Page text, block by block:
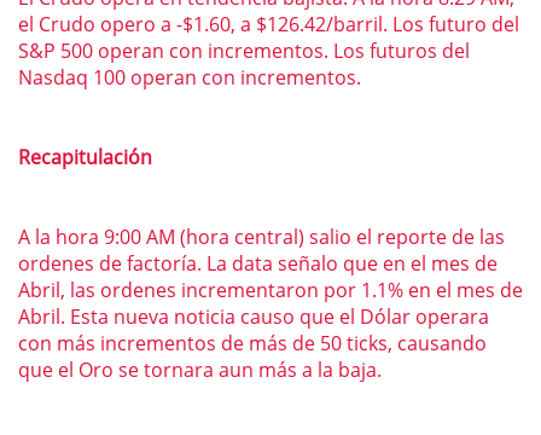
el Crudo opero a -$1.60, a $126.42/barril. Los futuro del
S&P 500 operan con incrementos. Los futuros del
Nasdaq 100 operan con incrementos.
Recapitulación
A la hora 9:00 AM (hora central) salio el reporte de las
ordenes de factoría. La data señalo que en el mes de
Abril, las ordenes incrementaron por 1.1% en el mes de
Abril. Esta nueva noticia causo que el Dólar operara
con más incrementos de más de 50 ticks, causando
que el Oro se tornara aun más a la baja.